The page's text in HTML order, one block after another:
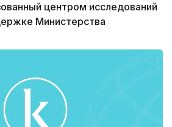
центром исследований
Министерства